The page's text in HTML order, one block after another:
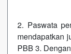
2. Paswata
mendapatkan
PBB 3.